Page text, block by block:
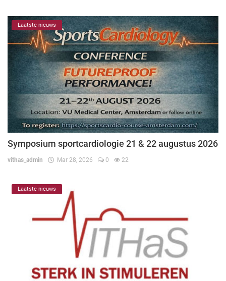
Laatste nieuws
Symposium sportcardiologie 21 & 22 augustus 2026
vithas_admin Mar 28, 2026 0 22
Laatste nieuws